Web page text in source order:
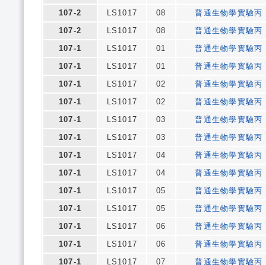
107-2
LS1017 08
普通生物學實驗丙
107-2
LS1017 08
普通生物學實驗丙
107-1
LS1017 01
普通生物學實驗丙
107-1
LS1017 01
普通生物學實驗丙
107-1
LS1017 02
普通生物學實驗丙
107-1
LS1017 02
普通生物學實驗丙
107-1
LS1017 03
普通生物學實驗丙
107-1
LS1017 03
普通生物學實驗丙
107-1
LS1017 04
普通生物學實驗丙
107-1
LS1017 04
普通生物學實驗丙
107-1
LS1017 05
普通生物學實驗丙
107-1
LS1017 05
普通生物學實驗丙
107-1
LS1017 06
普通生物學實驗丙
107-1
LS1017 06
普通生物學實驗丙
107-1
LS1017 07
普通生物學實驗丙